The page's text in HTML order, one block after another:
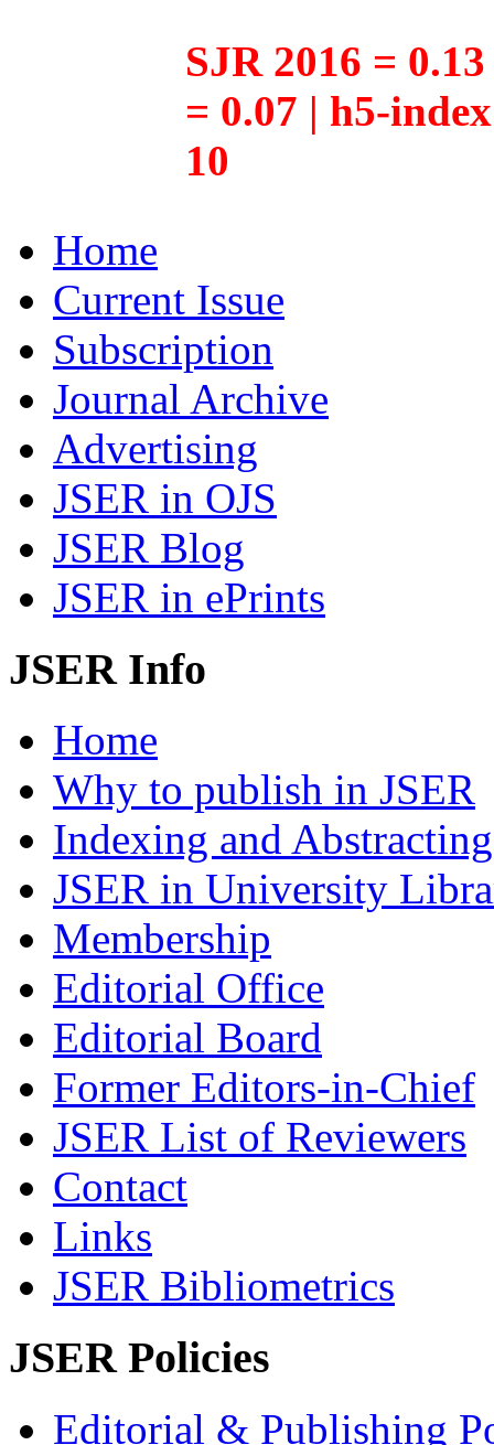
SJR 2016 =
= 0.07 | h5-
10
Home
Current Issue
Subscription
Journal Archive
Advertising
JSER in OJS
JSER Blog
JSER in ePrints
JSER Info
Home
Why to publish in JSER
Indexing and Abstracting
JSER in University
Membership
Editorial Office
Editorial Board
Former Editors-in-Chief
JSER List of Reviewers
Contact
Links
JSER Bibliometrics
JSER Policies
Editorial & Publishing